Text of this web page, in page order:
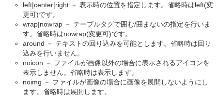
left|center|right － 表示時の位置を指定します。省略時はleft(変
更可)です。
wrap|nowrap － テーブルタグで囲む/囲まないの指定を行いま
す。省略時はnowrap(変更可)です。
around － テキストの回り込みを可能とします。省略時は回り
込みを行いません。
noicon － ファイルが画像以外の場合に表示されるアイコンを
表示しません。省略時は表示します。
noimg － ファイルが画像の場合に画像を展開しないようにし
ます。省略時は展開します。